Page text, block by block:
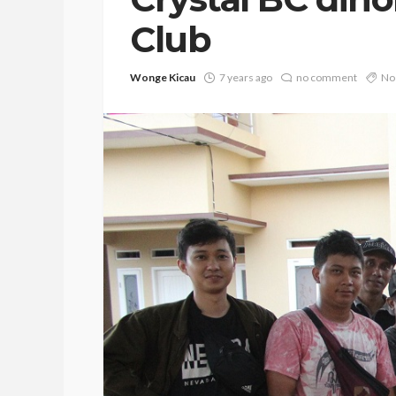
Club
Wonge Kicau 7 years ago no comment